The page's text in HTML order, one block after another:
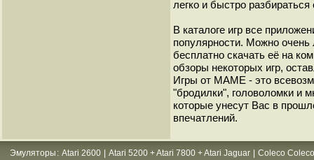
легко и быстро
В каталоге игр все
популярности. Можно очень
бесплатно скачать её на
обзоры некоторых игр,
Игры от МАМЕ - это
"бродилки", головоломки и
которые унесут Вас в
впечатлений.
Эмуляторы : Atari 2600 Atari 5200 + Atari 7800 + Atari Jaguar
Coleco